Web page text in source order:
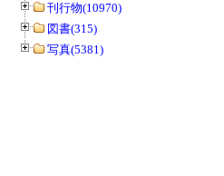
刊行物(10970)
図書(315)
写真(5381)